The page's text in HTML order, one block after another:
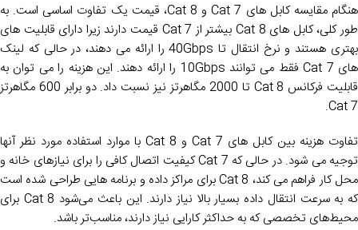
هنگام مقایسه کابل های Cat 7 و Cat 8، قیمت یک تفاوت اساسی است. به
طور کلی، کابل های Cat 8 بیشتر از Cat 7 قیمت دارند زیرا دارای قابلیت های
بهتری هستند و نرخ انتقال تا 40Gbps را ارائه می دهند، در حالی که لینک
های Cat 7 فقط می توانند 10Gbps را ارائه دهند. این هزینه را می توان به
قابلیت فرکانس Cat 8 تا 2000 مگاهرتز نیز نسبت داد. دو برابر 600 مگاهرتز
Cat 7.
تفاوت هزینه بین کابل های Cat 7 و Cat 8 با موارد استفاده مورد نظر آنها
توجیه می شود. در حالی که Cat 7 کیفیت اتصال کافی را برای نیازهای خانه و
محل کار فراهم می کند، Cat 8 برای مراکز داده و برنامه هایی طراحی شده است
که به سرعت انتقال داده بسیار بالا نیاز دارند. این باعث می‌شود Cat 8 برای
محیط‌های تخصصی که به حداکثر کارایی نیاز دارند، مناسب‌تر باشد.